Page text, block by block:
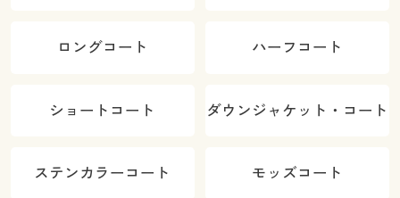
ロングコート ハーフコート
ショートコート ダウンジャケット・コート
ステンカラーコート モッズコート